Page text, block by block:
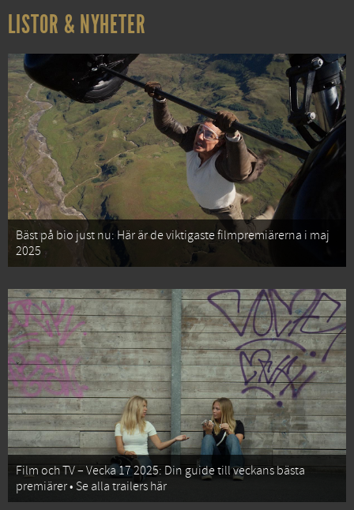
LISTOR & NYHETER
Bäst på bio just nu: Här är de viktigaste filmpremiärerna i maj
2025
Film och TV – Vecka 17 2025: Din guide till veckans bästa
premiärer • Se alla trailers här